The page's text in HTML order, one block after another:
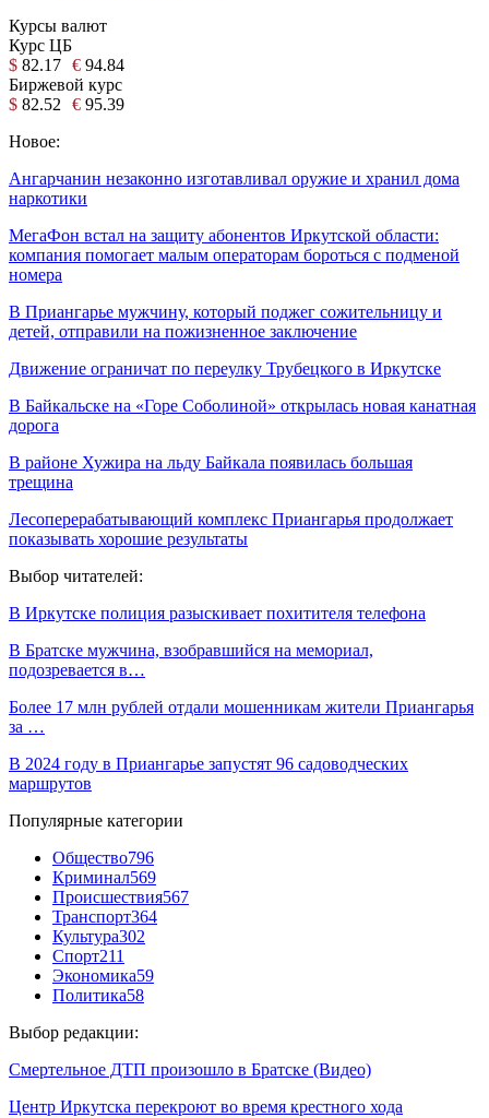
Курсы валют
Курс ЦБ
$ 82.17 € 94.84
Биржевой курс
$ 82.52 € 95.39
Новое:
Ангарчанин незаконно изготавливал оружие и хранил дома
наркотики
МегаФон встал на защиту абонентов Иркутской области:
компания помогает малым операторам бороться с подменой
номера
В Приангарье мужчину, который поджег сожительницу и
детей, отправили на пожизненное заключение
Движение ограничат по переулку Трубецкого в Иркутске
В Байкальске на «Горе Соболиной» открылась новая канатная
дорога
В районе Хужира на льду Байкала появилась большая
трещина
Лесоперерабатывающий комплекс Приангарья продолжает
показывать хорошие результаты
Выбор читателей:
В Иркутске полиция разыскивает похитителя телефона
В Братске мужчина, взобравшийся на мемориал,
подозревается в…
Более 17 млн рублей отдали мошенникам жители Приангарья
за …
В 2024 году в Приангарье запустят 96 садоводческих
маршрутов
Популярные категории
Общество796
Криминал569
Происшествия567
Транспорт364
Культура302
Спорт211
Экономика59
Политика58
Выбор редакции:
Смертельное ДТП произошло в Братске (Видео)
Центр Иркутска перекроют во время крестного хода